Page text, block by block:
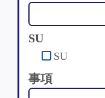
SU
SU
事項